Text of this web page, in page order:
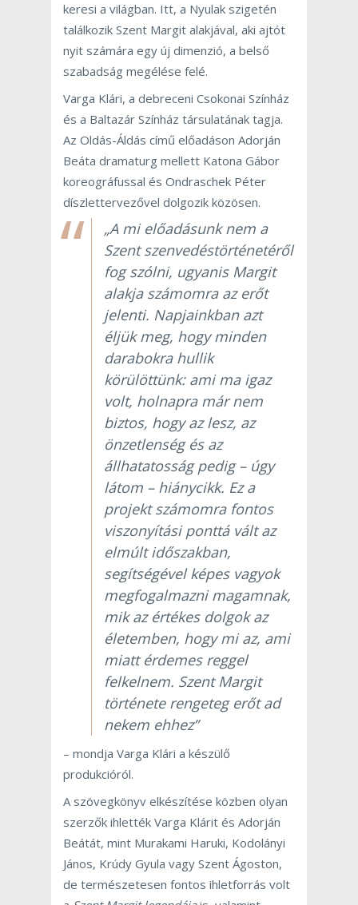
keresi a világban. Itt, a Nyulak szigetén
találkozik Szent Margit alakjával, aki ajtót
nyit számára egy új dimenzió, a belső
szabadság megélése felé.
Varga Klári, a debreceni Csokonai Színház
és a Baltazár Színház társulatának tagja.
Az Oldás-Áldás című előadáson Adorján
Beáta dramaturg mellett Katona Gábor
koreográfussal és Ondraschek Péter
díszlettervezővel dolgozik közösen.
„A mi előadásunk nem a
Szent szenvedéstörténetéről
fog szólni, ugyanis Margit
alakja számomra az erőt
jelenti. Napjainkban azt
éljük meg, hogy minden
darabokra hullik
körülöttünk: ami ma igaz
volt, holnapra már nem
biztos, hogy az lesz, az
önzetlenség és az
állhatatosság pedig – úgy
látom – hiánycikk. Ez a
projekt számomra fontos
viszonyítási ponttá vált az
elmúlt időszakban,
segítségével képes vagyok
megfogalmazni magamnak,
mik az értékes dolgok az
életemben, hogy mi az, ami
miatt érdemes reggel
felkelnem. Szent Margit
története rengeteg erőt ad
nekem ehhez”
– mondja Varga Klári a készülő
produkcióról.
A szövegkönyv elkészítése közben olyan
szerzők ihlették Varga Klárit és Adorján
Beátát, mint Murakami Haruki, Kodolányi
János, Krúdy Gyula vagy Szent Ágoston,
de természetesen fontos ihletforrás volt